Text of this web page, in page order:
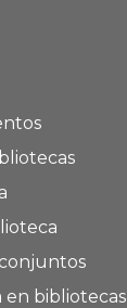
en bibliotecas